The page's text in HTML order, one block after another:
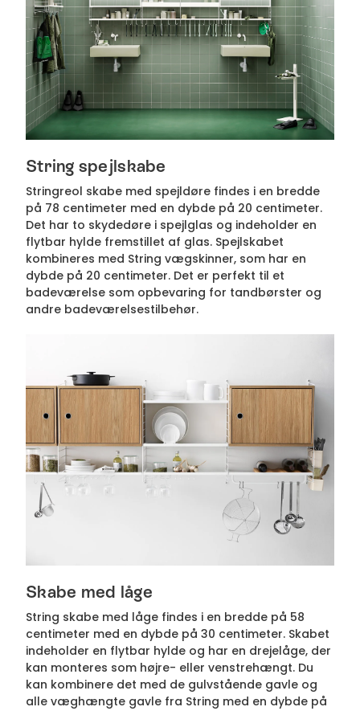
String spejlskabe
Stringreol skabe med spejldøre findes i en bredde
på 78 centimeter med en dybde på 20 centimeter.
Det har to skydedøre i spejlglas og indeholder en
flytbar hylde fremstillet af glas. Spejlskabet
kombineres med String vægskinner, som har en
dybde på 20 centimeter. Det er perfekt til et
badeværelse som opbevaring for tandbørster og
andre badeværelsestilbehør.
Skabe med låge
String skabe med låge findes i en bredde på 58
centimeter med en dybde på 30 centimeter. Skabet
indeholder en flytbar hylde og har en drejelåge, der
kan monteres som højre- eller venstrehængt. Du
kan kombinere det med de gulvstående gavle og
alle væghængte gavle fra String med en dybde på